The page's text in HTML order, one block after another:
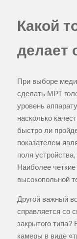
Какой
делает
При выборе
сделать МРТ
уровень
насколько
быстро ли
показателем
поля
Наиболее
высокопольной
Другой важный
справляется со
закрытого типа?
камеры в виде